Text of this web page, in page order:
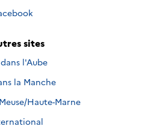
suivre sur
sites
l'Aube
la Manche
Haute-Marne